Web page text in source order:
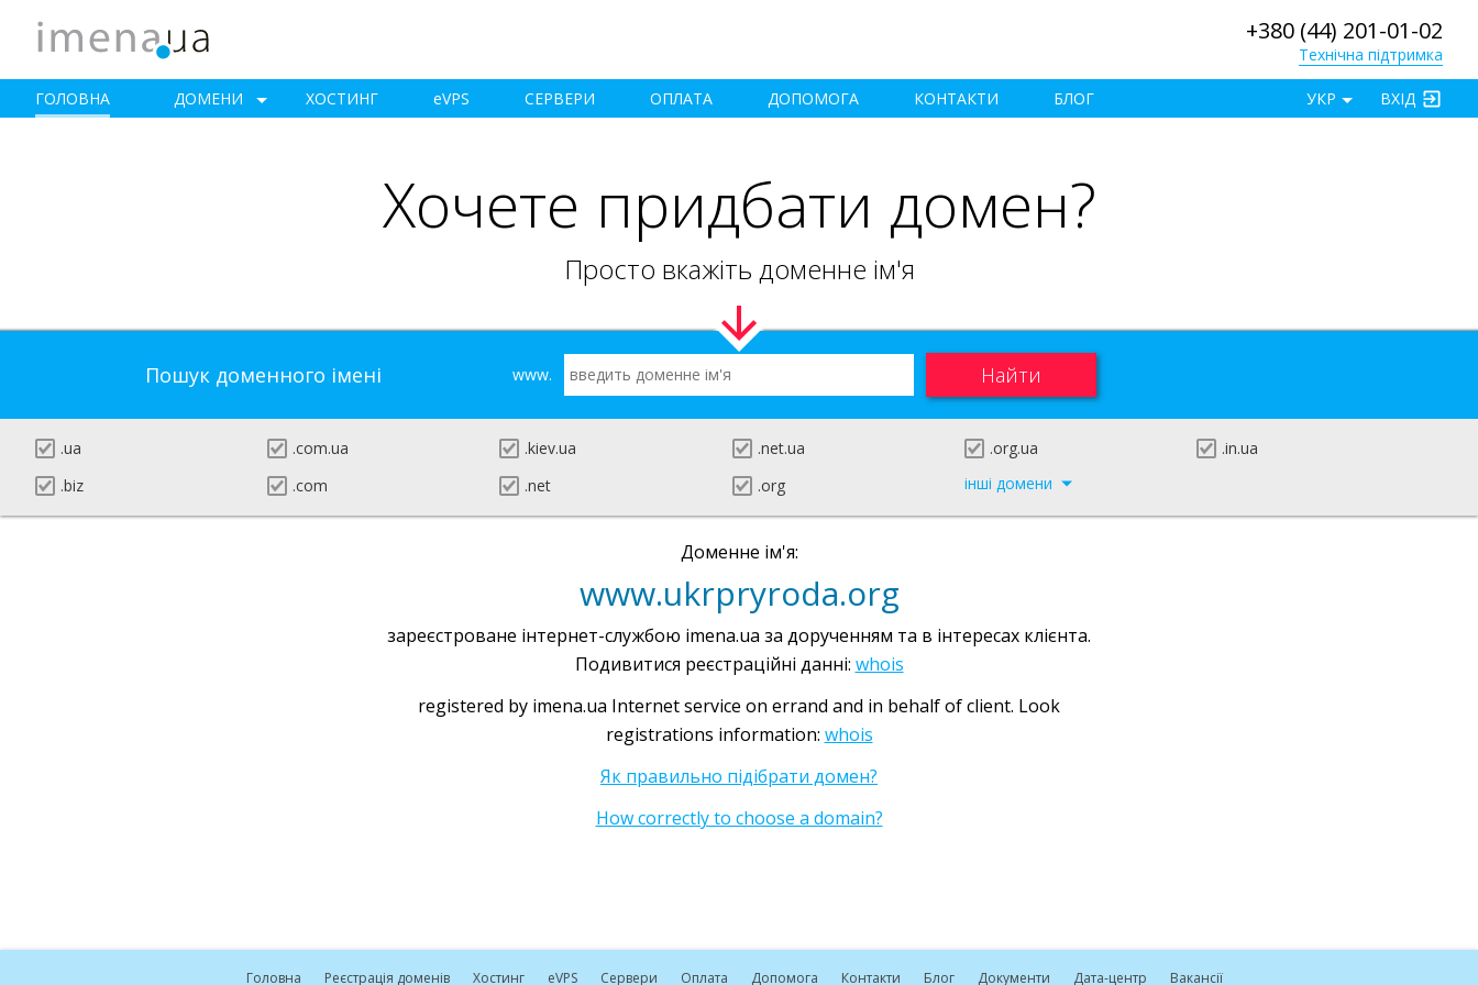
+380 (44) 201-01-02
Технічна підтримка
ГОЛОВНА ДОМЕНИ ХОСТИНГ eVPS СЕРВЕРИ ОПЛАТА ДОПОМОГА КОНТАКТИ БЛОГ ВХІД
УКР
Хочете придбати домен?
Просто вкажіть доменне ім'я
Пошук доменного імені www.
.ua .com.ua .kiev.ua .net.ua .org.ua
.in.ua
.biz
.com .net .org інші домени
Доменне ім'я:
www.ukrpryroda.org
зареєстроване інтернет-службою imena.ua за дорученням та в інтересах клієнта.
Подивитися реєстраційні данні: whois
registered by imena.ua Internet service on errand and in behalf of client. Look
registrations information: whois
Як правильно підібрати домен?
How correctly to choose a domain?
Головна Реєстрація доменів Хостинг eVPS Сервери Оплата Допомога Контакти Блог Документи Дата-центр Вакансії